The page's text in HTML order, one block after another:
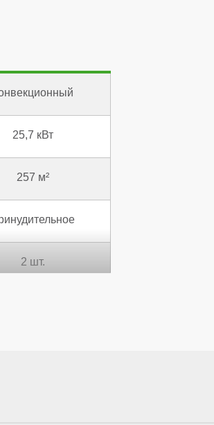
25,7 кВт
257 м²
2 шт.